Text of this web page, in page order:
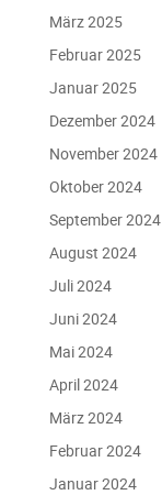
März 2025
Februar 2025
Januar 2025
Dezember 2024
November 2024
Oktober 2024
September 2024
August 2024
Juli 2024
Juni 2024
Mai 2024
April 2024
März 2024
Februar 2024
Januar 2024